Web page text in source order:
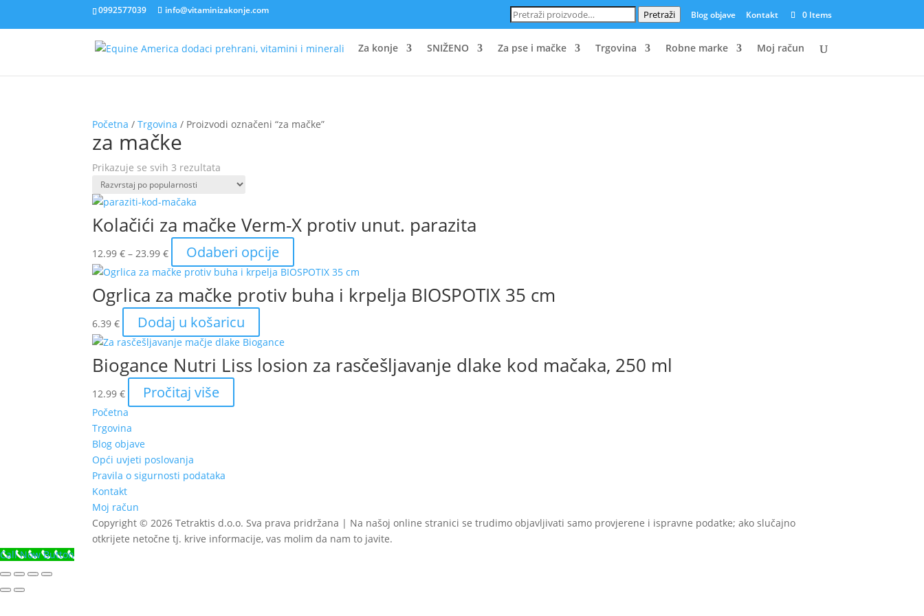
0992577039 info@vitaminizakonje.com Pretraži: Pretraži Blog objave Kontakt 0 Items
Za konje SNIŽENO Za pse i mačke Trgovina Robne marke Moj račun
Početna /Trgovina / Proizvodi označeni “za mačke”
za mačke
Prikazuje se svih 3 rezultata
Kolačići za mačke Verm-X protiv unut. parazita
12.99€ – 23.99€Raspon
cijena:
od
12.99 €
do
23.99 €
Odaberi opcije
proizvod
ima
više
odabrati
Ogrlica za mačke protiv buha i krpelja BIOSPOTIX 35 cm
6.39€ Dodaj u košaricu
Biogance Nutri Liss losion za rasčešljavanje dlake kod mačaka, 250 ml
12.99€ Pročitaj više
Početna
Trgovina
Blog objave
Opći uvjeti poslovanja
Pravila o sigurnosti podataka
Kontakt
Moj račun
Copyright © 2026 Tetraktis d.o.o. Sva prava pridržana | Na našoj online stranici se trudimo objavljivati samo provjerene i ispravne podatke; ako slučajno
otkrijete netočne tj. krive informacije, vas molim da nam to javite.
Call Now Button